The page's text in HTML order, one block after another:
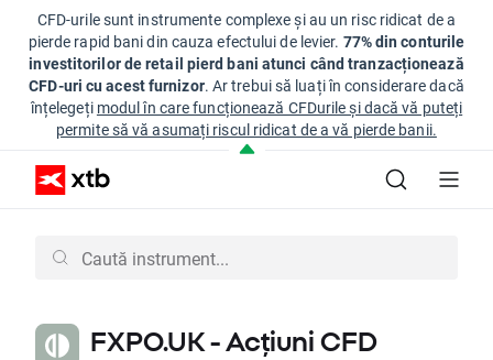
CFD-urile sunt instrumente complexe și au un risc ridicat de a
pierde rapid bani din cauza efectului de levier. 77% din conturile
investitorilor de retail pierd bani atunci când tranzacționează
CFD-uri cu acest furnizor. Ar trebui să luați în considerare dacă
înțelegeți modul în care funcționează CFDurile și dacă vă puteți
permite să vă asumați riscul ridicat de a vă pierde banii.
FXPO.UK - Acțiuni CFD